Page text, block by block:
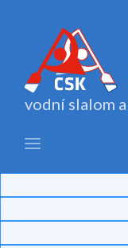
vodní slalom